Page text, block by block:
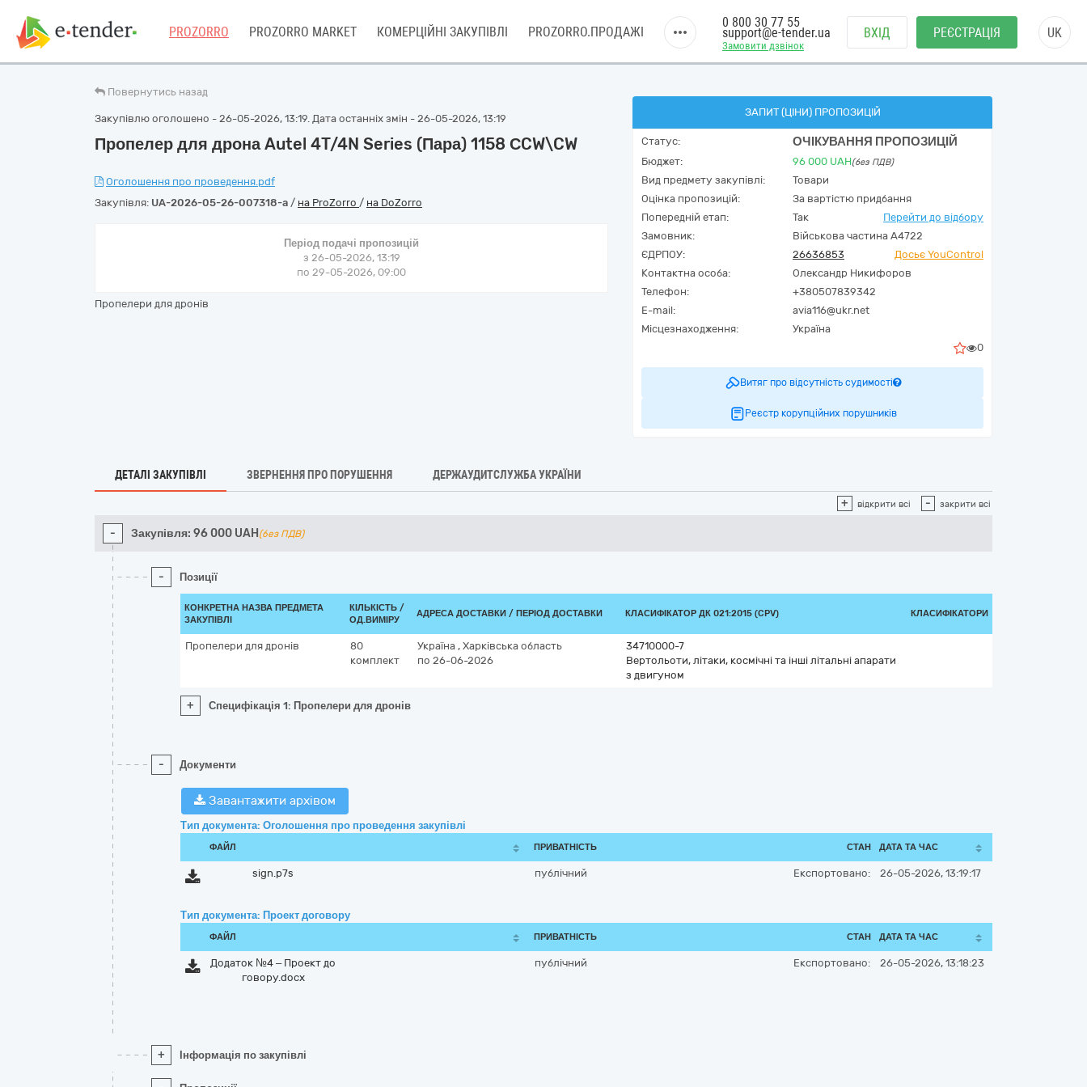
PROZORRO PROZORRO MARKET КОМЕРЦІЙНІ ЗАКУПІВЛІ PROZORRO.ПРОДАЖІ
Замовити дзвінок
0 800 30 77 55
support@e-tender.ua ВХІД РЕЄСТРАЦІЯ UK
Повернутись назад
Закупівлю оголошено - 26-05-2026, 13:19. Дата останніх змін - 26-05-2026, 13:19
Пропелер для дрона Autel 4T/4N Series (Пара) 1158 СCW\CW
Оголошення про проведення.pdf
Закупівля: UA-2026-05-26-007318-a / на ProZorro / на DoZorro
Період подачі пропозицій
з 26-05-2026, 13:19
по 29-05-2026, 09:00
Пропелери для дронів
ЗАПИТ (ЦІНИ) ПРОПОЗИЦІЙ
Статус: ОЧІКУВАННЯ ПРОПОЗИЦІЙ
Бюджет: 96 000 UAH(без ПДВ)
Вид предмету закупівлі:
Товари
Оцінка пропозицій:
За вартістю придбання
Попередній етап:
Так
Перейти до відбору
Замовник:
Військова частина А4722
ЄДРПОУ:
26636853
Досьє YouControl
Контактна особа:
Олександр Никифоров
Телефон:
+380507839342
E-mail:
avia116@ukr.net
Місцезнаходження:
Україна
0
Витяг про відсутність судимості
Реєстр корупційних порушників
ДЕТАЛІ ЗАКУПІВЛІ ЗВЕРНЕННЯ ПРО ПОРУШЕННЯ ДЕРЖАУДИТСЛУЖБА УКРАЇНИ
+ відкрити всі - закрити всі
- Закупівля: 96 000 UAH (без ПДВ)
- Позиції
КОНКРЕТНА НАЗВА ПРЕДМЕТА
ЗАКУПІВЛІ
КІЛЬКІСТЬ /
ОД.ВИМІРУ
АДРЕСА ДОСТАВКИ / ПЕРІОД ДОСТАВКИ КЛАСИФІКАТОР ДК 021:2015 (CPV) КЛАСИФІКАТОРИ
Пропелери для дронів
80
комплект
Україна , Харківська область
по 26-06-2026
34710000-7
Вертольоти, літаки, космічні та інші літальні апарати
з двигуном
+ Специфікація 1: Пропелери для дронів
- Документи
Завантажити архівом
Тип документа: Оголошення про проведення закупівлі
ФАЙЛ ПРИВАТНІСТЬ СТАН ДАТА ТА ЧАС
sign.p7s публічний Експортовано: 26-05-2026, 13:19:17
Тип документа: Проект договору
ФАЙЛ ПРИВАТНІСТЬ СТАН ДАТА ТА ЧАС
Додаток №4 – Проект до
говору.docx
публічний Експортовано: 26-05-2026, 13:18:23
+ Інформація по закупівлі